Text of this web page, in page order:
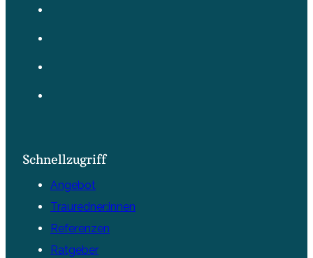
Schnellzugriff
Angebot
Trauredner:innen
Referenzen
Ratgeber